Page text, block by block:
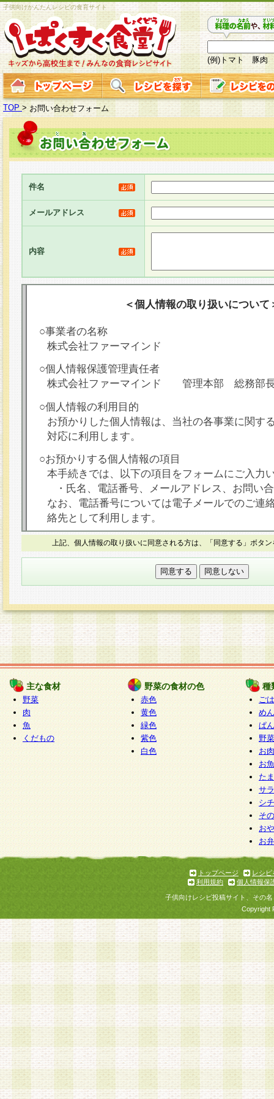
子供向けかんたんレシピの食育サイト
(例)トマト 豚肉
TOP > お問い合わせフォーム
件名
メールアドレス
内容
＜個人情報の取り扱いについて
○事業者の名称
株式会社ファーマインド
○個人情報保護管理責任者
株式会社ファーマインド 管理本部 総務部
○個人情報の利用目的
お預かりした個人情報は、当社の各事業に関す
対応に利用します。
○お預かりする個人情報の項目
本手続きでは、以下の項目をフォームにご入力
・氏名、電話番号、メールアドレス、お問い
なお、電話番号については電子メールでのご連
絡先として利用します。
○本人が容易に認識できない方法による個人情報
本フォームでは、セッション管理のためCookie
○個人情報の第三者提供について
力いただく個人情報は第三者に提供しません。
○個人情報の委託について
個人情報の取り扱いを外部に委託する場合は、
情報管理基準を満たす企業を選定して委託を行
が行われるよう監督します。
○開示対象個人情報の開示等および問い合わせ窓口
本人からの求めにより、当社が本件により取得
報の利用目的の通知・開示・内容の訂正・追加
停止・消去及び第三者への提供の禁止（以下、
といいます。）に応じます。
開示等に応じる窓口は以下になります。
ぱくすく食堂個人情報お客様相談窓口 paku-
m
個人情報を与えることは任意ですが、個人情報
意をいただけない場合には、当社のサービスの
お問い合わせ・ご相談への対応ができない場合
上記、個人情報の取り扱いに同意される方は、「同意する」ボタ
主な食材
野菜
肉
魚
くだもの
野菜の食材の色
赤色
黄色
緑色
紫色
白色
種
ご
めん
ぱん
野
お
お
た
サ
シ
そ
お
お
トップページ
レシピ
利用規約
個人情報保
子供向けレシピ投稿サイト、その
Copyright